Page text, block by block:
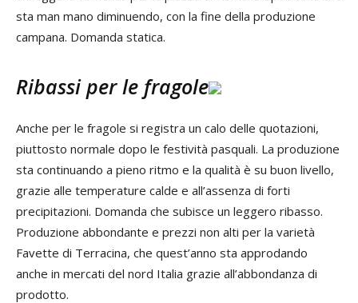
sta man mano diminuendo, con la fine della produzione
campana. Domanda statica.
Ribassi per le fragole
Anche per le fragole si registra un calo delle quotazioni,
piuttosto normale dopo le festività pasquali. La produzione
sta continuando a pieno ritmo e la qualità è su buon livello,
grazie alle temperature calde e all’assenza di forti
precipitazioni. Domanda che subisce un leggero ribasso.
Produzione abbondante e prezzi non alti per la varietà
Favette di Terracina, che quest’anno sta approdando
anche in mercati del nord Italia grazie all’abbondanza di
prodotto.